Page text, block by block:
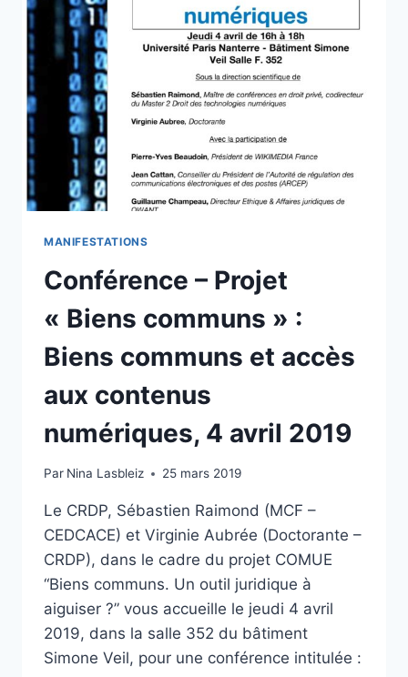
INTÉGRER
LES
BIENS
LE
DROIT
?,
25
JUIN
MANIFESTATIONS
Conférence – Projet
« Biens communs » :
Biens communs et accès
aux contenus
numériques, 4 avril 2019
Par Nina Lasbleiz 25 mars 2019
Le CRDP, Sébastien Raimond (MCF –
CEDCACE) et Virginie Aubrée (Doctorante –
CRDP), dans le cadre du projet COMUE
“Biens communs. Un outil juridique à
aiguiser ?” vous accueille le jeudi 4 avril
2019, dans la salle 352 du bâtiment
Simone Veil, pour une conférence intitulée :